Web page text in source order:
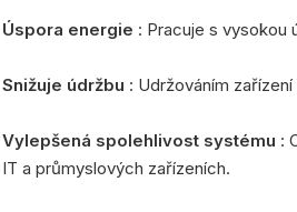
Úspora energie : Pracuje s vysokou
Snižuje údržbu : Udržováním
Vylepšená spolehlivost systému :
IT a průmyslových zařízeních.